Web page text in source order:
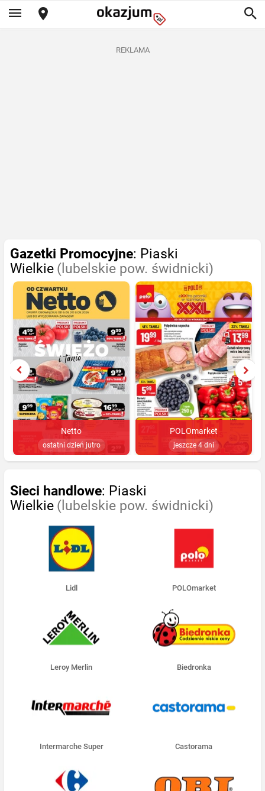
REKLAMA
Gazetki Promocyjne: Piaski
Wielkie (lubelskie pow. świdnicki)
Netto
ostatni dzień jutro
POLOmarket
jeszcze 4 dni
Sieci handlowe: Piaski
Wielkie (lubelskie pow. świdnicki)
Lidl POLOmarket
Leroy Merlin Biedronka
Intermarche Super Castorama